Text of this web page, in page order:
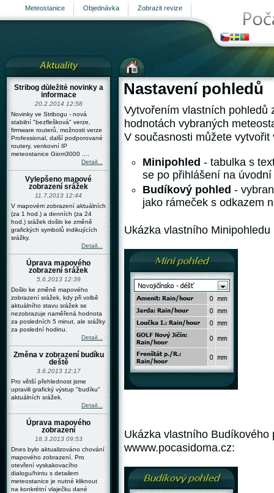
Zobrazit revize
Objednávka
Meteostanice
Aktuality
Stribog důležité novinky a
informace
20.2.2014 12:58
Novinky ve Stribogu - nová
stabilní "bezflešková" verze,
firmware routerů, možnosti verze
Professional, další podporované
routery, venkovní IP
meteostanice Giom3000 ....
Detail...
Vylepšeno mapové
zobrazení srážek
11.7.2013 12:44
V mapovém zobrazení aktuálních
(za 1 hod.) a denních (za 24
hod.) srážek došlo ke změně
grafických symbolů indikujících
srážky.
Detail...
Úprava mapového
zobrazení srážek
5.6.2013 12:39
Došlo ke změně mapového
zobrazení srážek, kdy při volbě
aktuálního stavu srážek se
nezobrazuje naměřená hodnota
za posledních 5 minut, ale srážky
za poslední hodinu.
Detail...
Změna v zobrazení budíku
deště
3.6.2013 12:17
Pro větší přehlednost jsme
upravili grafický výstup "budíku"
aktuálních srážek.
Detail...
Úprava mapového
zobrazení
18.3.2013 09:53
Dnes bylo aktualizováno chování
mapového zobrazení. Pro
otevření vyskakovacího
dialogu/hintu s detailem
meteostanice je nutné kliknout
na konkrétní vlaječku dané
Nastavení pohledů
Vytvořením vlastních pohledů
hodnotách vybraných
V současnosti můžete
Minipohled - tabulka s
se po přihlášení na
Budíkový pohled -
jako rámeček s odkazem
Ukázka vlastního
Ukázka vlastního
wwww.pocasidoma.cz: